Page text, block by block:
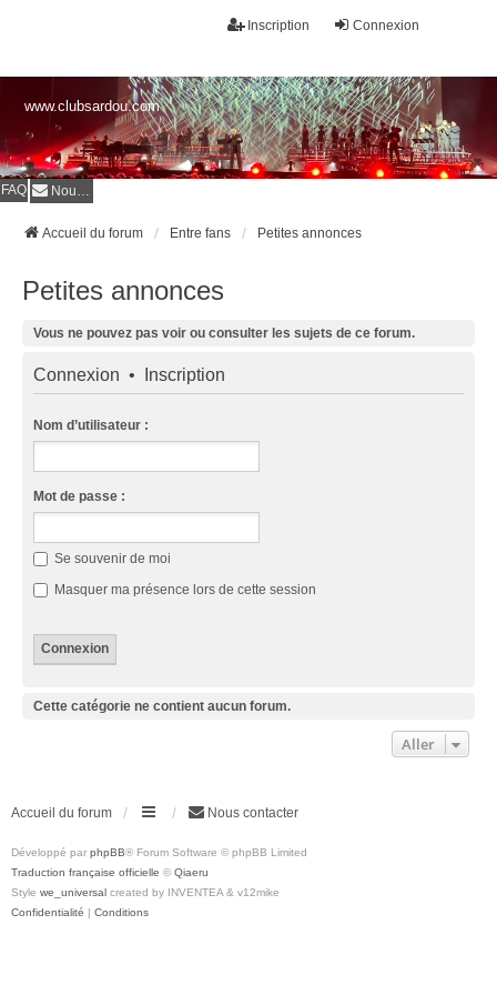
Connexion
Inscription
www.clubsardou.com
FAQ Nous contacter
Accueil du forum Entre fans Petites annonces
Petites annonces
Vous ne pouvez pas voir ou consulter les sujets de ce forum.
Connexion • Inscription
Nom d’utilisateur :
Mot de passe :
Se souvenir de moi
Masquer ma présence lors de cette session
Cette catégorie ne contient aucun forum.
Aller
Accueil du forum Nous contacter
Développé par phpBB® Forum Software © phpBB Limited
Traduction française officielle © Qiaeru
Style we_universal created by INVENTEA & v12mike
Confidentialité | Conditions